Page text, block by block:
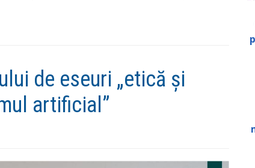
de eseuri „etică și
artificial”